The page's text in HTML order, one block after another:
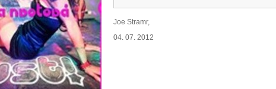
Joe Stramr,
04. 07. 2012